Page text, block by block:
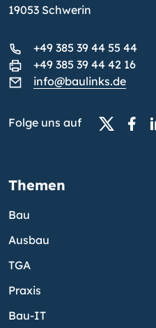
19053 Schwerin
+49 385 39 44 55 44
+49 385 39 44 42 16
info@baulinks.de
Folge uns auf
Themen
Bau
Ausbau
TGA
Praxis
Bau-IT